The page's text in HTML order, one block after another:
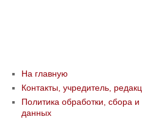
На главную
Контакты, учредитель,
Политика обработки, сбора
данных